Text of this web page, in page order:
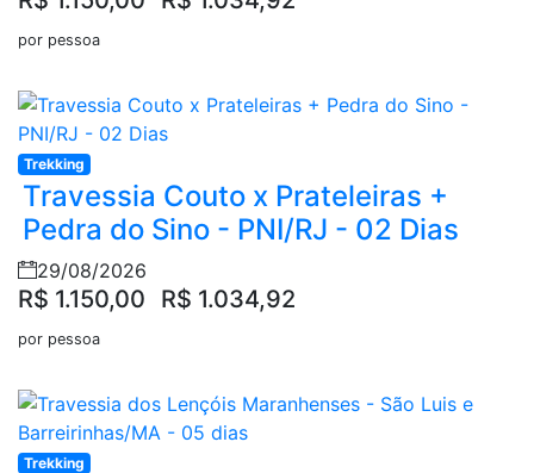
por pessoa
Trekking
Travessia Couto x Prateleiras +
Pedra do Sino - PNI/RJ - 02 Dias
29/08/2026
R$ 1.150,00 R$ 1.034,92
por pessoa
Trekking